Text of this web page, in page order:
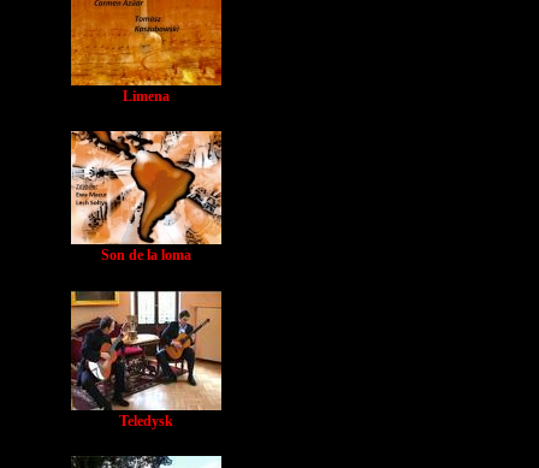
Limena
Son de la loma
Teledysk